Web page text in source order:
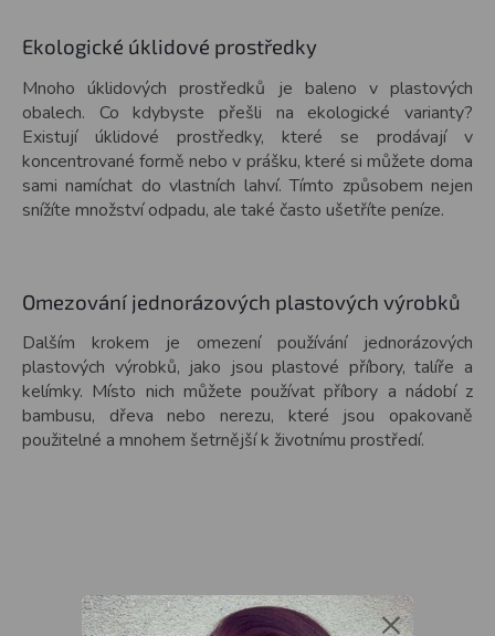
Ekologické úklidové prostředky
Mnoho úklidových prostředků je baleno v plastových
obalech. Co kdybyste přešli na ekologické varianty?
Existují úklidové prostředky, které se prodávají v
koncentrované formě nebo v prášku, které si můžete doma
sami namíchat do vlastních lahví. Tímto způsobem nejen
snížíte množství odpadu, ale také často ušetříte peníze.
Omezování jednorázových plastových výrobků
Dalším krokem je omezení používání jednorázových
plastových výrobků, jako jsou plastové příbory, talíře a
kelímky. Místo nich můžete používat příbory a nádobí z
bambusu, dřeva nebo nerezu, které jsou opakovaně
použitelné a mnohem šetrnější k životnímu prostředí.
×